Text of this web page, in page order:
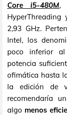
Core i5-480M,
2,93 GHz.
Intel, los
poco inferior
potencia
ofimática hasta
la edición de
recomendaría
algo menos